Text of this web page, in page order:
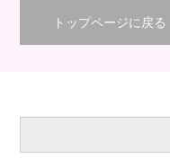
トップページに戻る